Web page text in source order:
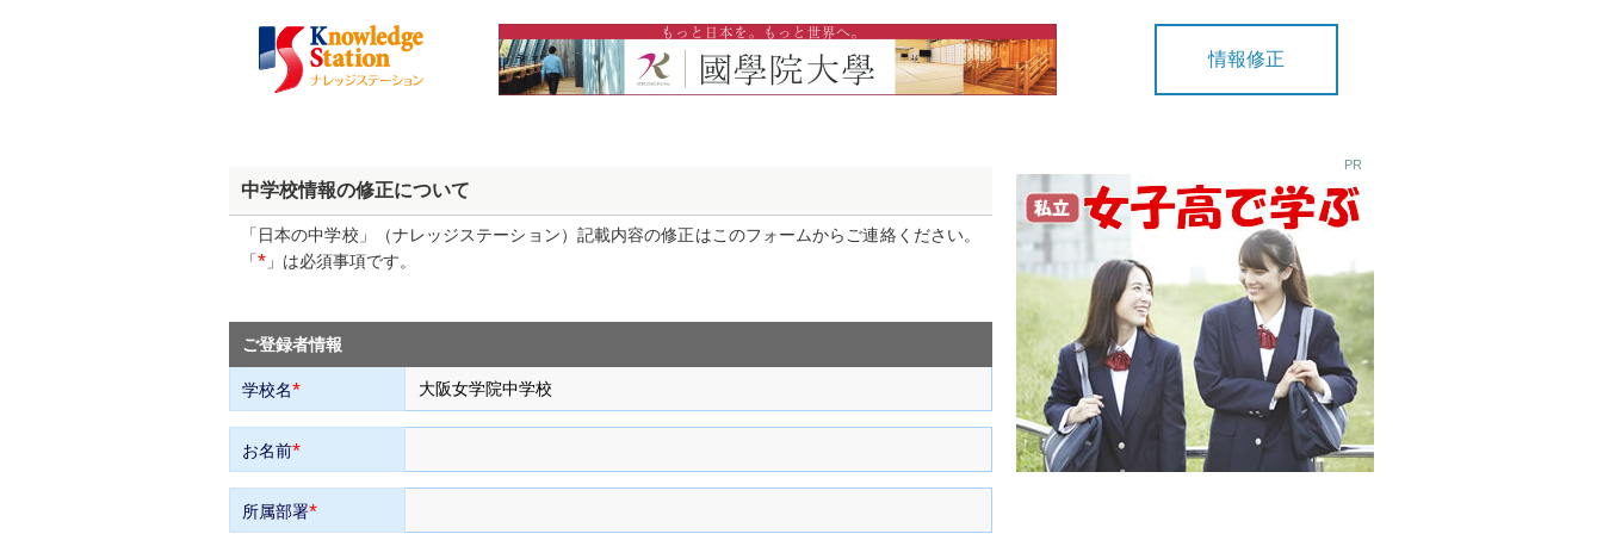
情報修正
中学校情報の修正について
「日本の中学校」（ナレッジステーション）記載内容の修正はこのフォームからご連絡ください。
「* 」は必須事項です。
ご登録者情報
学校名*
お名前*
所属部署*
PR